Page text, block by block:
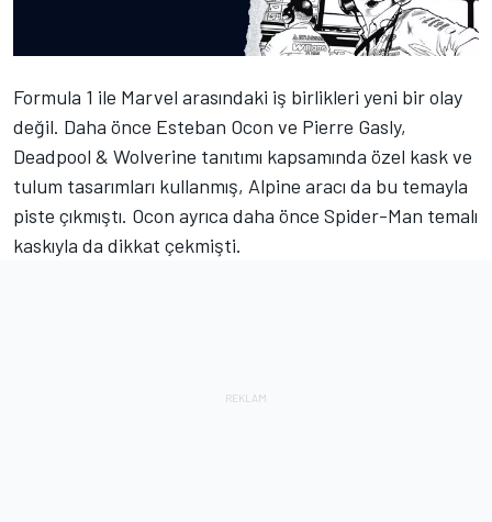
Formula 1 ile Marvel arasındaki iş birlikleri yeni bir olay
değil. Daha önce Esteban Ocon ve Pierre Gasly,
Deadpool & Wolverine tanıtımı kapsamında özel kask ve
tulum tasarımları kullanmış, Alpine aracı da bu temayla
piste çıkmıştı. Ocon ayrıca daha önce Spider-Man temalı
kaskıyla da dikkat çekmişti.